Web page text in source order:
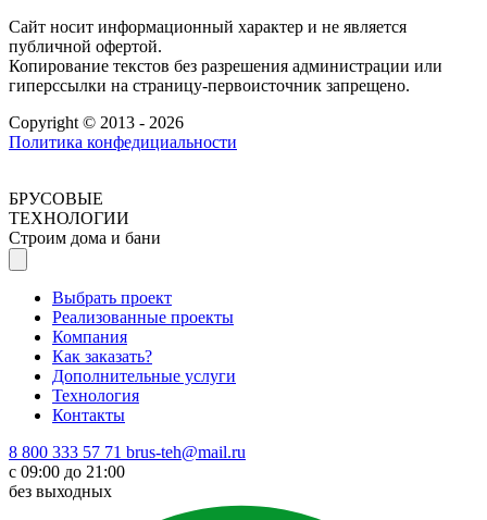
Сайт носит информационный характер и не является
публичной офертой.
Копирование текстов без разрешения администрации или
гиперссылки на страницу-первоисточник запрещено.
Copyright © 2013 - 2026
Политика конфедициальности
БРУСОВЫЕ
ТЕХНОЛОГИИ
Строим дома и бани
Выбрать проект
Реализованные проекты
Компания
Как заказать?
Дополнительные услуги
Технология
Контакты
8 800 333 57 71 brus-teh@mail.ru
с 09:00 до 21:00
без выходных